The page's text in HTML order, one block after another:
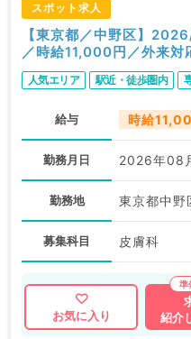
スポット求人
【東京都／中野区】
／時給11,000円／外来対
人気エリア 駅近・徒歩圏内
給与 時給
勤務月日 2026年08
勤務地 東京都中野
募集科目 皮膚科
お気に入り
紹介